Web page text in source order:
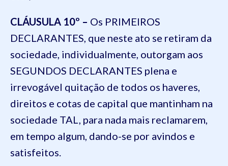
CLÁUSULA 10º – Os PRIMEIROS
DECLARANTES, que neste ato se retiram da
sociedade, individualmente, outorgam aos
SEGUNDOS DECLARANTES plena e
irrevogável quitação de todos os haveres,
direitos e cotas de capital que mantinham na
sociedade TAL, para nada mais reclamarem,
em tempo algum, dando-se por avindos e
satisfeitos.